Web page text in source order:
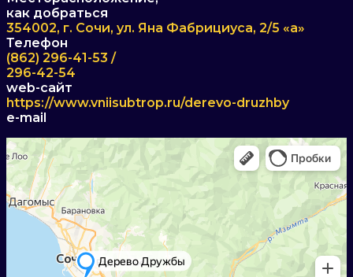
как добраться
354002, г. Сочи, ул. Яна Фабрициуса, 2/5 «а»
Телефон
(862) 296-41-53 /
296-42-54
web-сайт
https://www.vniisubtrop.ru/derevo-druzhby
e-mail